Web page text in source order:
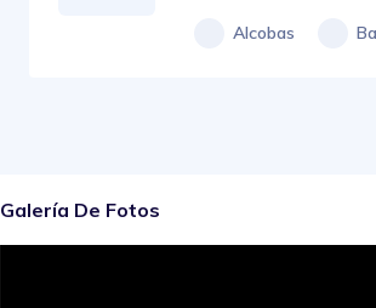
Alcobas
Galería De Fotos